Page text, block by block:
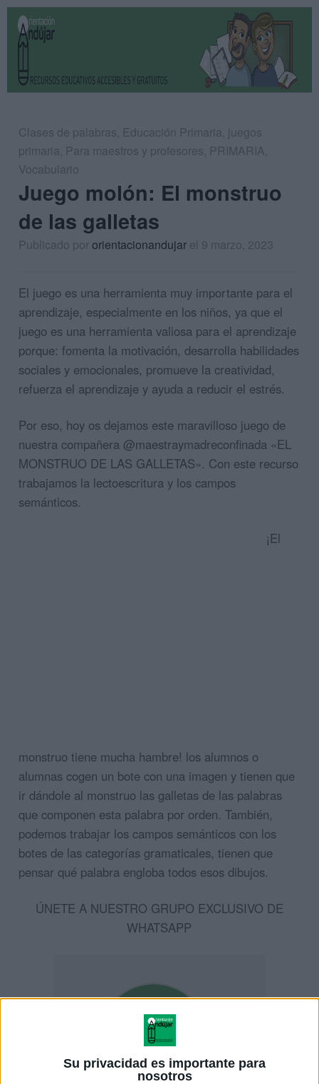
Su privacidad es importante para
nosotros
Clases de palabras, Educación Primaria, juegos
primaria, Para maestros y profesores, PRIMARIA,
Vocabulario
Juego molón: El monstruo
de las galletas
Publicado pororientacionandujar el 9 marzo, 2023
El juego es una herramienta muy importante para el
aprendizaje, especialmente en los niños, ya que el
juego es una herramienta valiosa para el aprendizaje
porque: fomenta la motivación, desarrolla habilidades
sociales y emocionales, promueve la creatividad,
refuerza el aprendizaje y ayuda a reducir el estrés.
Por eso, hoy os dejamos este maravilloso juego de
nuestra compañera @maestraymadreconfinada «EL
MONSTRUO DE LAS GALLETAS». Con este recurso
trabajamos la lectoescritura y los campos
semánticos.
¡El
monstruo tiene mucha hambre! los alumnos o
alumnas cogen un bote con una imagen y tienen que
ir dándole al monstruo las galletas de las palabras
que componen esta palabra por orden. También,
podemos trabajar los campos semánticos con los
botes de las categorías gramaticales, tienen que
pensar qué palabra engloba todos esos dibujos.
ÚNETE A NUESTRO GRUPO EXCLUSIVO DE
WHATSAPP